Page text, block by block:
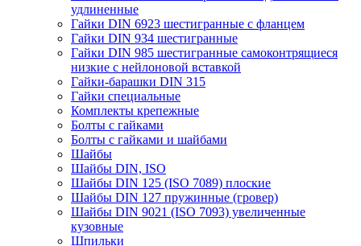
удлиненные
Гайки DIN 6923 шестигранные с фланцем
Гайки DIN 934 шестигранные
Гайки DIN 985 шестигранные самоконтрящиеся
низкие с нейлоновой вставкой
Гайки-барашки DIN 315
Гайки специальные
Комплекты крепежные
Болты с гайками
Болты с гайками и шайбами
Шайбы
Шайбы DIN, ISO
Шайбы DIN 125 (ISO 7089) плоские
Шайбы DIN 127 пружинные (гровер)
Шайбы DIN 9021 (ISO 7093) увеличенные
кузовные
Шпильки